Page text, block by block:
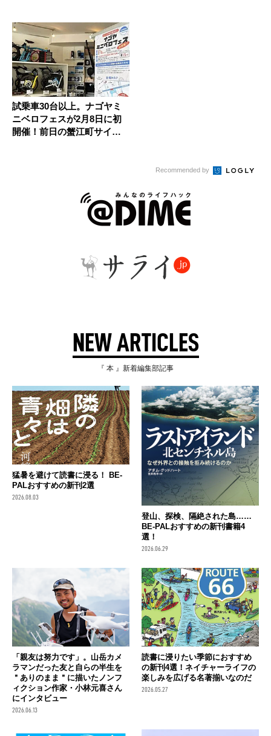
試乗車30台以上。ナゴヤミ
ニベロフェスが2月8日に初
開催！前日の蟹江町サイク
Recommended by
NEW ARTICLES
『 本 』新着編集部記事
猛暑を避けて読書に浸る！ BE-
PALおすすめの新刊2選
2026.08.03
登山、探検、隔絶された島……
BE-PALおすすめの新刊書籍4
選！
2026.06.29
「親友は努力です」。山岳カメ
ラマンだった友と自らの半生を
＂ありのまま＂に描いたノンフ
ィクション作家・小林元喜さん
にインタビュー
2026.06.13
読書に浸りたい季節におすすめ
の新刊4選！ネイチャーライフの
楽しみを広げる名著揃いなのだ
2026.05.27